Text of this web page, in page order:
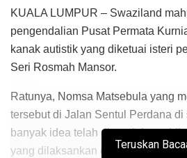
KUALA LUMPUR – Swaziland
pengendalian Pusat Permata
kanak autistik yang diketuai isteri
Seri Rosmah Mansor.
Ratunya, Nomsa Matsebula yang
tersebut di Jalan Sentul Perdana
banyak idea telah diperoleh
yang dilaksankan di situ.Teruskan